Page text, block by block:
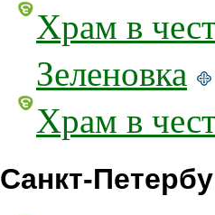
Храм в
Зеленовка
Храм в
Санкт-